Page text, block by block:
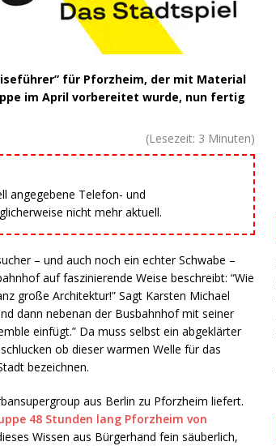
für Pforzheim, der mit Material
im April vorbereitet wurde, nun fertig
(Lesezeit: 3 Minuten)
angegebene Telefon- und
nicht mehr aktuell.
– und auch noch ein echter Schwabe –
auf faszinierende Weise beschreibt: “Wie
große Architektur!” Sagt Karsten Michael
dann nebenan der Busbahnhof mit seiner
einfügt.” Da muss selbst ein abgeklärter
ob dieser warmen Welle für das
bezeichnen.
aus Berlin zu Pforzheim liefert.
48 Stunden lang Pforzheim von
Wissen aus Bürgerhand fein säuberlich,